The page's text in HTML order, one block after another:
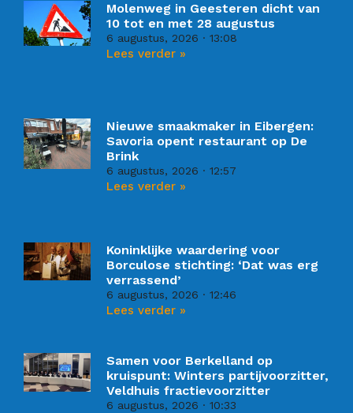
Molenweg in Geesteren dicht van
10 tot en met 28 augustus
6 augustus, 2026 13:08
Lees verder »
Nieuwe smaakmaker in Eibergen:
Savoria opent restaurant op De
Brink
6 augustus, 2026 12:57
Lees verder »
Koninklijke waardering voor
Borculose stichting: ‘Dat was erg
verrassend’
6 augustus, 2026 12:46
Lees verder »
Samen voor Berkelland op
kruispunt: Winters partijvoorzitter,
Veldhuis fractievoorzitter
6 augustus, 2026 10:33